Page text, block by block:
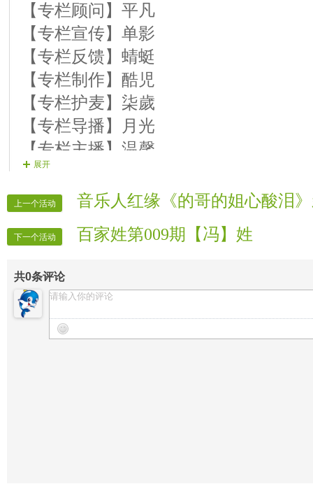
【专栏顾问】平凡
【专栏宣传】单影
【专栏反馈】蜻蜓
【专栏制作】酷児
【专栏护麦】柒歲
【专栏导播】月光
【专栏主播】温馨
【专栏嘉宾】专栏Ⅱ线
【专栏报道】vv官方宣传
【专栏迎宾】专栏星视界
展开
上一个活动 音乐人红缘《的哥的姐心酸泪
下一个活动 百家姓第009期【冯】姓
共0条评论